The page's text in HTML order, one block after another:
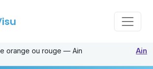
orange ou rouge — Ain Ain